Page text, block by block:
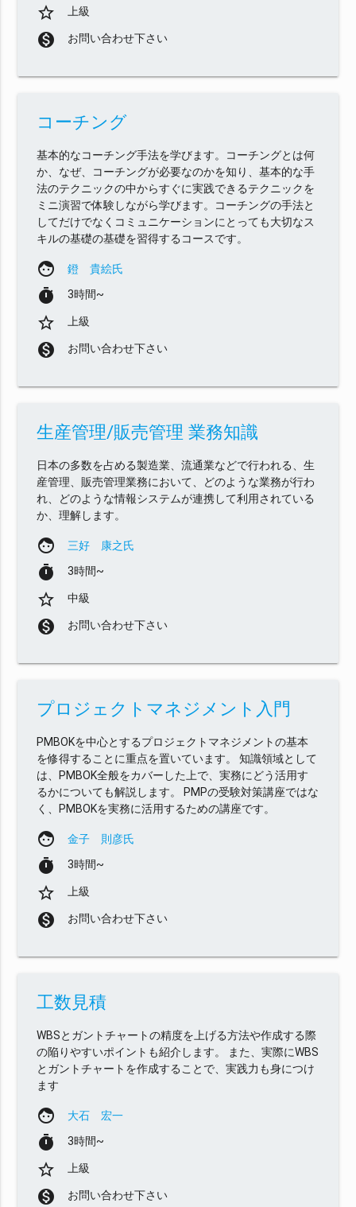
star_border 上級
monetization_on お問い合わせ下さい
コーチング
基本的なコーチング手法を学びます。コーチングとは何
か、なぜ、コーチングが必要なのかを知り、基本的な手
法のテクニックの中からすぐに実践できるテクニックを
ミニ演習で体験しながら学びます。コーチングの手法と
してだけでなくコミュニケーションにとっても大切なス
キルの基礎の基礎を習得するコースです。
face 鐙 貴絵氏
timer 3時間~
star_border 上級
monetization_on お問い合わせ下さい
生産管理/販売管理 業務知識
日本の多数を占める製造業、流通業などで行われる、生
産管理、販売管理業務において、どのような業務が行わ
れ、どのような情報システムが連携して利用されている
か、理解します。
face 三好 康之氏
timer 3時間~
star_border 中級
monetization_on お問い合わせ下さい
プロジェクトマネジメント入門
PMBOKを中心とするプロジェクトマネジメントの基本
を修得することに重点を置いています。 知識領域として
は、PMBOK全般をカバーした上で、実務にどう活用す
るかについても解説します。 PMPの受験対策講座ではな
く、PMBOKを実務に活用するための講座です。
face 金子 則彦氏
timer 3時間~
star_border 上級
monetization_on お問い合わせ下さい
工数見積
WBSとガントチャートの精度を上げる方法や作成する際
の陥りやすいポイントも紹介します。 また、実際にWBS
とガントチャートを作成することで、実践力も身につけ
ます
face 大石 宏一
timer 3時間~
star_border 上級
monetization_on お問い合わせ下さい